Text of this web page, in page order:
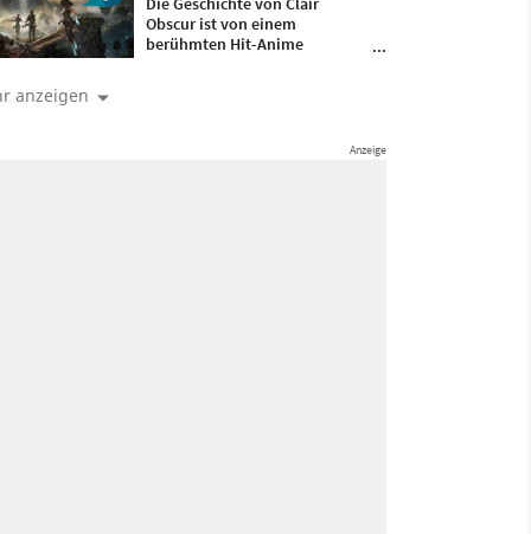
Obscur ist von einem
berühmten Hit-Anime
anzeigen